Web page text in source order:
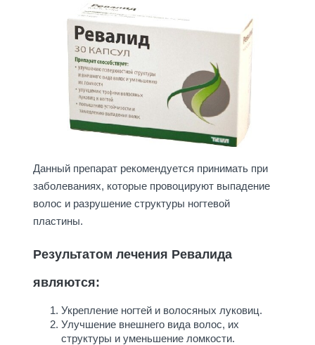
Данный препарат рекомендуется принимать при
заболеваниях, которые провоцируют выпадение
волос и разрушение структуры ногтевой
пластины.
Результатом лечения Ревалида
являются:
Укрепление ногтей и волосяных луковиц.
Улучшение внешнего вида волос, их
структуры и уменьшение ломкости.